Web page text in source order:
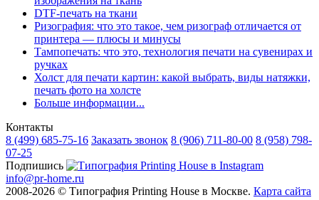
DTF-печать на ткани
Ризография: что это такое, чем ризограф отличается от
принтера — плюсы и минусы
Тампопечать: что это, технология печати на сувенирах и
ручках
Холст для печати картин: какой выбрать, виды натяжки,
печать фото на холсте
Больше информации...
Контакты
8 (499) 685-75-16 Заказать звонок 8 (906) 711-80-00 8 (958) 798-
07-25
Подпишись
info@pr-home.ru
2008-2026 © Типография Printing House в Москве. Карта сайта